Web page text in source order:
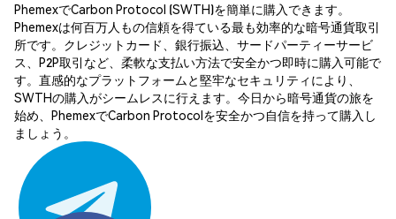
PhemexでCarbon Protocol (SWTH)を簡単に購入できます。
Phemexは何百万人もの信頼を得ている最も効率的な暗号通貨取引
所です。クレジットカード、銀行振込、サードパーティーサービ
ス、P2P取引など、柔軟な支払い方法で安全かつ即時に購入可能で
す。直感的なプラットフォームと堅牢なセキュリティにより、
SWTHの購入がシームレスに行えます。今日から暗号通貨の旅を
始め、PhemexでCarbon Protocolを安全かつ自信を持って購入し
ましょう。